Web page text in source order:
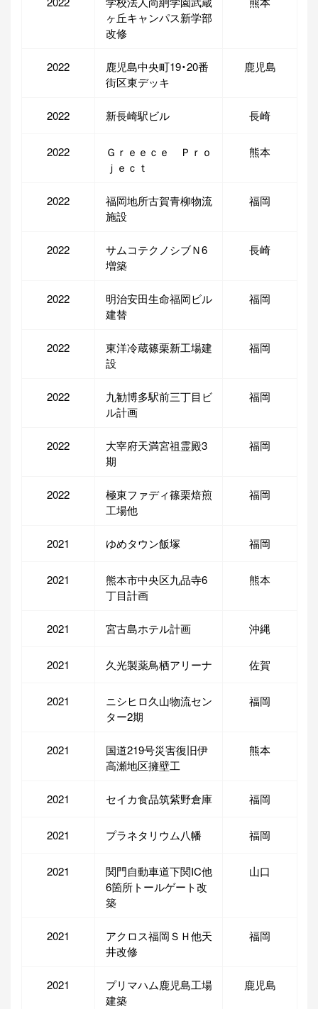
ヶ丘キャンパス新学部
改修
2022
鹿児島中央町19・20番
街区東デッキ
鹿児島
2022 新長崎駅ビル 長崎
2022
Ｇｒｅｅｃｅ Ｐｒｏ
ｊｅｃｔ
熊本
2022
福岡地所古賀青柳物流
施設
福岡
2022
サムコテクノシブＮ6
増築
長崎
2022
明治安田生命福岡ビル
建替
福岡
2022
東洋冷蔵篠栗新工場建
設
福岡
2022
九勧博多駅前三丁目ビ
ル計画
福岡
2022
大宰府天満宮祖霊殿3
期
福岡
2022
極東ファディ篠栗焙煎
工場他
福岡
2021 ゆめタウン飯塚 福岡
2021
熊本市中央区九品寺6
丁目計画
熊本
2021 宮古島ホテル計画 沖縄
2021 久光製薬鳥栖アリーナ 佐賀
2021
ニシヒロ久山物流セン
ター2期
福岡
2021
国道219号災害復旧伊
高瀬地区擁壁工
熊本
2021 セイカ食品筑紫野倉庫 福岡
2021 プラネタリウム八幡 福岡
2021
関門自動車道下関IC他
6箇所トールゲート改
築
山口
2021
アクロス福岡ＳＨ他天
井改修
福岡
2021
プリマハム鹿児島工場
建築
鹿児島